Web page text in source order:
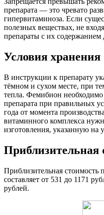
препарата — это чревато
гипервитаминоза. Если
полезных веществах, не
препараты с их содержанием
Условия хранения
В инструкции к препарату
тёмном и сухом месте, при
тепла. Фемибион необходимо
препарата при правильных
года от момента
витаминного комплекса
изготовления, указанную на
Приблизительная
Приблизительная стоимость
составляет от 531 до 1171
рублей.